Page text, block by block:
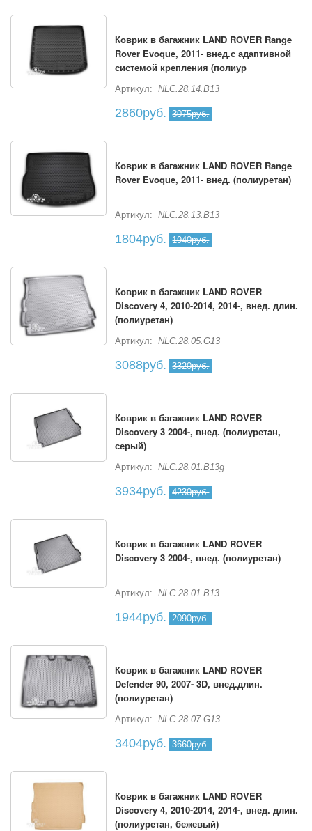
Коврик в багажник LAND ROVER Range
Rover Evoque, 2011- внед.с адаптивной
системой крепления (полиур
Артикул: NLC.28.14.B13
2860руб. 3075руб.
Коврик в багажник LAND ROVER Range
Rover Evoque, 2011- внед. (полиуретан)
Артикул: NLC.28.13.B13
1804руб. 1940руб.
Коврик в багажник LAND ROVER
Discovery 4, 2010-2014, 2014-, внед. длин.
(полиуретан)
Артикул: NLC.28.05.G13
3088руб. 3320руб.
Коврик в багажник LAND ROVER
Discovery 3 2004-, внед. (полиуретан,
серый)
Артикул: NLC.28.01.B13g
3934руб. 4230руб.
Коврик в багажник LAND ROVER
Discovery 3 2004-, внед. (полиуретан)
Артикул: NLC.28.01.B13
1944руб. 2090руб.
Коврик в багажник LAND ROVER
Defender 90, 2007- 3D, внед.длин.
(полиуретан)
Артикул: NLC.28.07.G13
3404руб. 3660руб.
Коврик в багажник LAND ROVER
Discovery 4, 2010-2014, 2014-, внед. длин.
(полиуретан, бежевый)